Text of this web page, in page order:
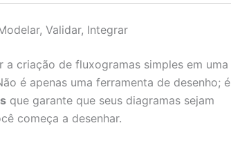
Validar, Integrar
criação de fluxogramas simples em uma
é apenas uma ferramenta de desenho; é
que garante que seus diagramas sejam
começa a desenhar.